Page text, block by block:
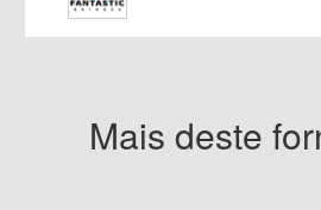
Mais deste